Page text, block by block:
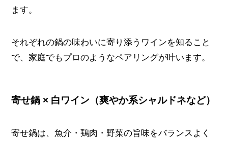
ます。
それぞれの鍋の味わいに寄り添うワインを知ること
で、家庭でもプロのようなペアリングが叶います。
寄せ鍋 × 白ワイン（爽やか系シャルドネなど）
寄せ鍋は、魚介・鶏肉・野菜の旨味をバランスよく